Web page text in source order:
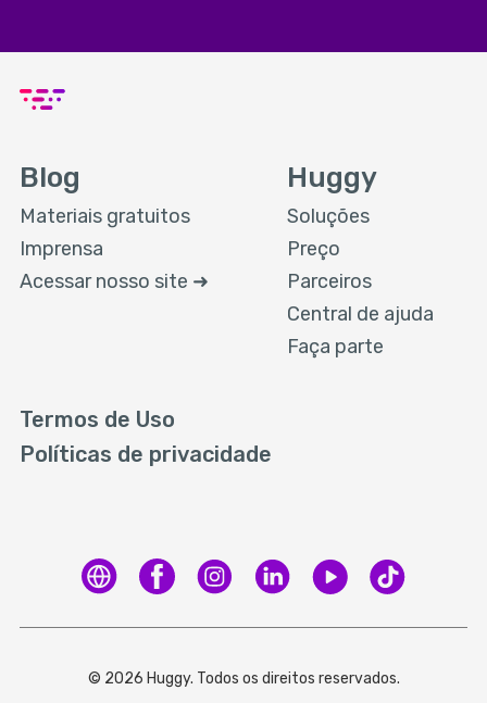
Blog
Materiais gratuitos
Imprensa
Acessar nosso site ➜
Huggy
Soluções
Preço
Parceiros
Central de ajuda
Faça parte
Termos de Uso
Políticas de privacidade
© 2026 Huggy. Todos os direitos reservados.